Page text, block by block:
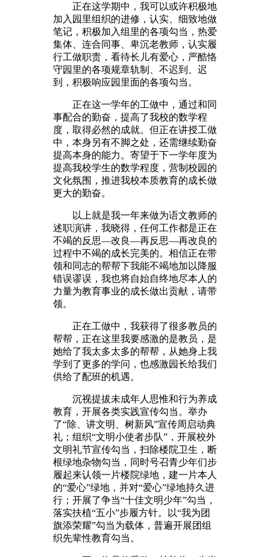
正在这学期中，我可以或许积极地
加入园里组织的进修，认实、细致地做
笔记，积极加入组里的各项勾当，热爱
集体、连合同事、卑沉老教师，认实履
行工做职责，看待长儿有爱心，严酷恪
守园里的各项规章轨制、不迟到、迟
到，积极响应园里面的各项勾当。
正在这一学年的工做中，通过和同
事配合的勤奋，提高了我校的数学程
度，取得必然的成就。但正在讲授工做
中，本身另有不脚之处，还需继续勤奋
提高本身的能力。寄望于下一学年度为
提高我校学生的数学程度，营制校园的
文化氛围，推进我校本质教育的成长做
更大的勤奋。
以上就是我一年来做为语文教师的
述职演讲，我晓得，任何工作都是正在
不竭的反思—改良—再反思—再改良的
过程中不竭的成长完美的。相信正在带
领和同志的帮帮下我能不竭地加以降服
错误谬误，我也将自始自终地尽本人的
力量为教育事业的成长做出贡献，请带
领。
正在工做中，我获得了很多教员的
帮帮，正在这里我要感激的是教员，是
她给了我太多太多的帮帮，从她身上我
学到了更多的学问，也感激园长给我们
供给了配班的机遇。
沉视提拔未成年人思惟和行为养成
教育，开展各类实践宣传勾当。举办
了“除、讲文明、树新风”宣传周启动典
礼；组织“文明小使者步队”，开展校外
文明礼节宣传勾当，扫除楼院卫生，断
根绿地杂物勾当，同时号召青少年们步
履起来认领一片楼院绿地，建一片本人
的“爱心”绿地，并对“爱心”绿地持久进
行；开展了争当“十佳文明少年”勾当，
落实扶植“五小”步履方针。以“我为团
旗添荣耀”勾当为载体，普遍开展团组
织先辈性教育勾当。